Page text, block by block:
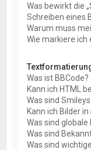
Was bewirkt die
Schreiben eines
Warum muss
Wie markiere ich
Was ist BBCode?
Kann ich HTML
Was sind
Kann ich Bilder
Was sind
Was sind
Was sind